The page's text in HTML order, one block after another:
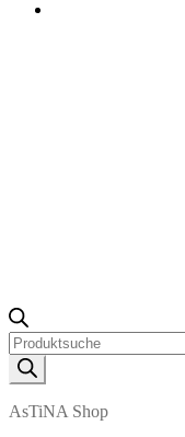
Products
search
AsTiNA Shop